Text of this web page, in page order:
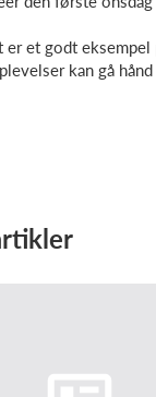
et godt eksempel
kan gå